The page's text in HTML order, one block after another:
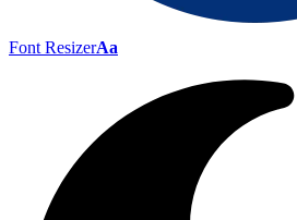
Font ResizerAa